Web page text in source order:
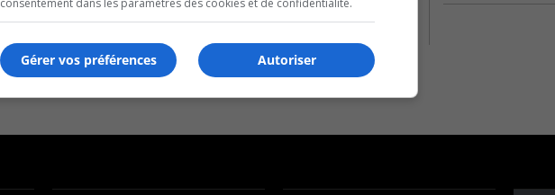
consentement dans les paramètres des cookies et de confidentialité.
Autoriser
Gérer vos préférences